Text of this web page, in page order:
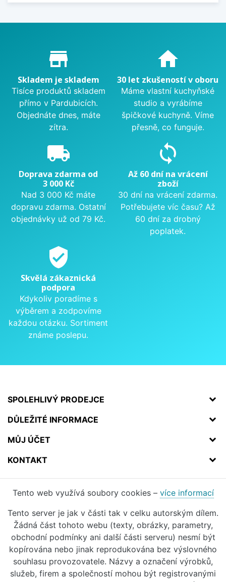
Proč nakupovat u nás?
store_mall_directory
Skladem je skladem
Tisíce produktů skladem
přímo v Pardubicích.
Objednáte dnes, máte
zítra.
home
30 let zkušeností v oboru
Máme vlastní kuchyňské
studio a vyrábíme
špičkové kuchyně. Víme
přesně, co funguje.
local_shipping
Doprava zdarma od
3 000 Kč
Nad 3 000 Kč máte
dopravu zdarma. Ostatní
objednávky už od 79 Kč.
sync
Až 60 dní na vrácení
zboží
30 dní na vrácení zdarma.
Potřebujete víc času? Až
60 dní za drobný
poplatek.
verified_user
Skvělá zákaznická
podpora
Kdykoliv poradíme s
výběrem a zodpovíme
každou otázku. Sortiment
známe poslepu.
SPOLEHLIVÝ PRODEJCE
DŮLEŽITÉ INFORMACE
MŮJ ÚČET
KONTAKT
Tento web využívá soubory cookies – více informací
Tento server je jak v části tak v celku autorským dílem.
Žádná část tohoto webu (texty, obrázky, parametry,
obchodní podmínky ani další části serveru) nesmí být
kopírována nebo jinak reprodukována bez výslovného
souhlasu provozovatele. Názvy a označení výrobků,
služeb, firem a společností mohou být registrovanými